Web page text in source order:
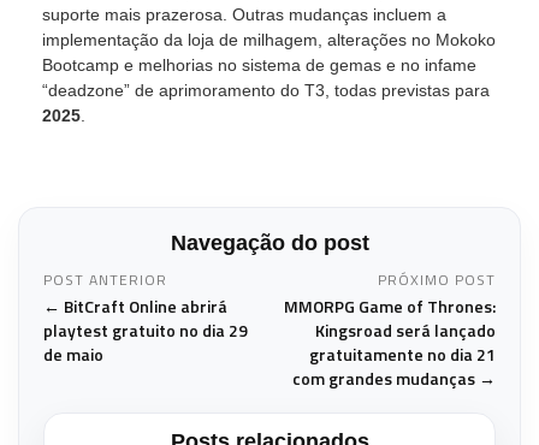
suporte mais prazerosa. Outras mudanças incluem a
implementação da loja de milhagem, alterações no Mokoko
Bootcamp e melhorias no sistema de gemas e no infame
“deadzone” de aprimoramento do T3, todas previstas para
2025
Navegação do post
POST ANTERIOR
← BitCraft Online abrirá
playtest gratuito no dia 29
de maio
PRÓXIMO POST
MMORPG Game of Thrones:
Kingsroad será lançado
gratuitamente no dia 21
com grandes mudanças →